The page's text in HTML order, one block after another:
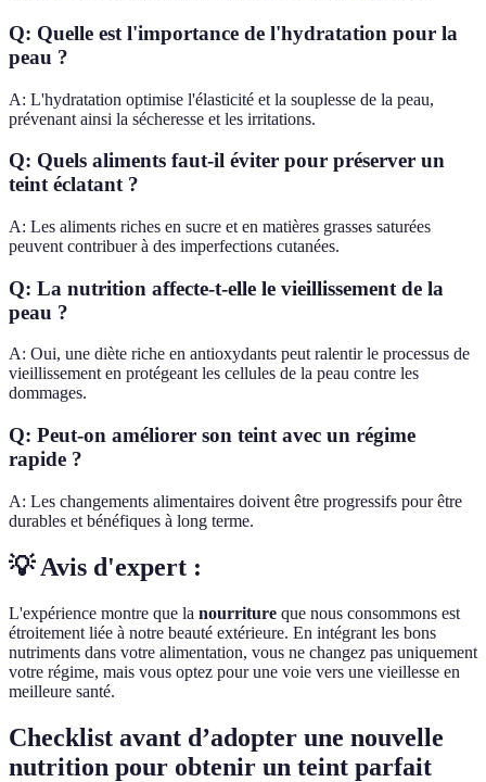
Q: Quelle est l'importance de l'hydratation pour la
peau ?
A: L'hydratation optimise l'élasticité et la souplesse de la peau,
prévenant ainsi la sécheresse et les irritations.
Q: Quels aliments faut-il éviter pour préserver un
teint éclatant ?
A: Les aliments riches en sucre et en matières grasses saturées
peuvent contribuer à des imperfections cutanées.
Q: La nutrition affecte-t-elle le vieillissement de la
peau ?
A: Oui, une diète riche en antioxydants peut ralentir le processus de
vieillissement en protégeant les cellules de la peau contre les
dommages.
Q: Peut-on améliorer son teint avec un régime
rapide ?
A: Les changements alimentaires doivent être progressifs pour être
durables et bénéfiques à long terme.
💡 Avis d'expert :
L'expérience montre que la nourriture que nous consommons est
étroitement liée à notre beauté extérieure. En intégrant les bons
nutriments dans votre alimentation, vous ne changez pas uniquement
votre régime, mais vous optez pour une voie vers une vieillesse en
meilleure santé.
Checklist avant d’adopter une nouvelle
nutrition pour obtenir un teint parfait